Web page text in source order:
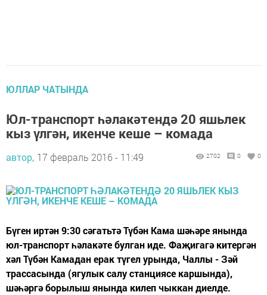
ЮЛЛАР ЧАТЫНДА
Юл-транспорт һәлакәтендә 20 яшьлек
кыз үлгән, икенче кеше – комада
автор, 17 февраль 2016 - 11:49 2702 0 0
Бүген иртән 9:30 сәгатьтә Түбән Кама шәһәре янында
юл-транспорт һәлакәте булган иде. Фаҗигагә китергән
хәл Түбән Камадан ерак түгел урында, Чаллы - Зәй
трассасында (ягулык салу станциясе каршында),
шәһәргә борылыш янында килеп чыккан диелде.